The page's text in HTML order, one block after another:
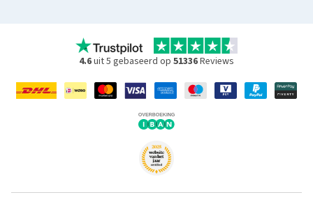
4.6uit 5 gebaseerd op 51336Reviews